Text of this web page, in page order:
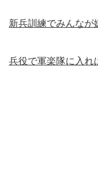
新兵訓練でみんなが
兵役で軍楽隊に入れ